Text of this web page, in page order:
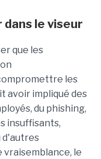
le viseur
que les
les
avoir impliqué des
du phishing,
insuffisants,
d'autres
vraisemblance, le